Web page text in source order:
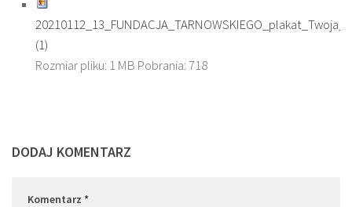
(1)
Rozmiar pliku: 1 MB Pobrania:718
DODAJ KOMENTARZ
Komentarz *